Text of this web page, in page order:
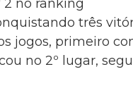
2 no ranking
três
jogos, primeiro
no 2º lugar,